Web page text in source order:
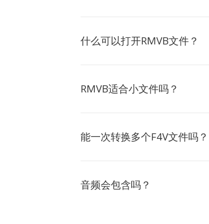
什么可以打开RMVB文件？
RMVB适合小文件吗？
能一次转换多个F4V文件吗？
音频会包含吗？